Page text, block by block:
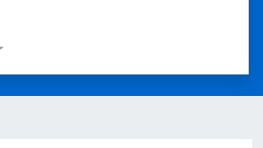
5 stelle su 5
stelle su 5
su 5
su 5